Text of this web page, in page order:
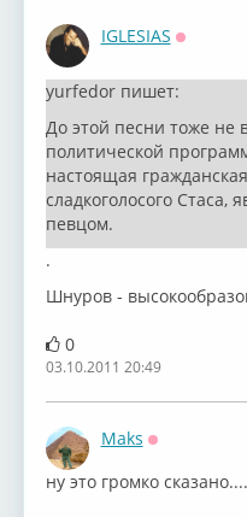
IGLESIAS
yurfedor пишет:
До этой песни тоже не
политической
настоящая
сладкоголосого
певцом.
.
Шнуров -
0
03.10.2011 20:49
Maks
ну это громко